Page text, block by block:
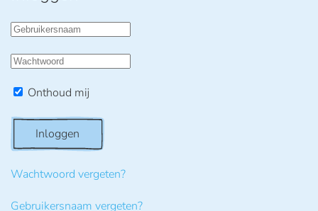
Onthoud mij
Inloggen
Wachtwoord vergeten?
Gebruikersnaam vergeten?